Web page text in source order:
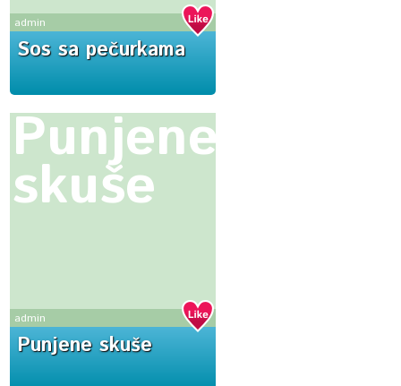
admin
Sos sa pečurkama
Punjene
skuše
admin
Punjene skuše